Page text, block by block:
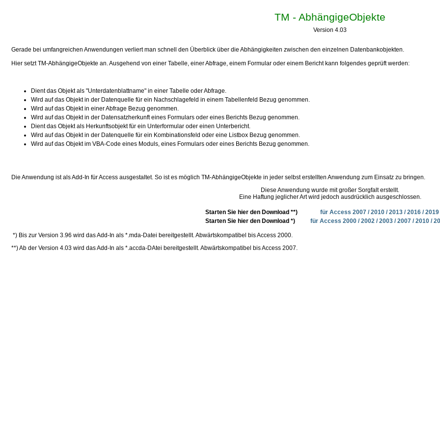
TM - AbhängigeObjekte
Version 4.03
Gerade bei umfangreichen Anwendungen verliert man schnell den Überblick über die Abhängigkeiten zwischen den einzelnen Datenbankobjekten.
Hier setzt TM-AbhängigeObjekte an. Ausgehend von einer Tabelle, einer Abfrage, einem Formular oder einem Bericht kann folgendes geprüft werden:
Dient das Objekt als "Unterdatenblattname" in einer Tabelle oder Abfrage.
Wird auf das Objekt in der Datenquelle für ein Nachschlagefeld in einem Tabellenfeld Bezug genommen.
Wird auf das Objekt in einer Abfrage Bezug genommen.
Wird auf das Objekt in der Datensatzherkunft eines Formulars oder eines Berichts Bezug genommen.
Dient das Objekt als Herkunftsobjekt für ein Unterformular oder einen Unterbericht.
Wird auf das Objekt in der Datenquelle für ein Kombinationsfeld oder eine Listbox Bezug genommen.
Wird auf das Objekt im VBA-Code eines Moduls, eines Formulars oder eines Berichts Bezug genommen.
Die Anwendung ist als Add-In für Access ausgestaltet. So ist es möglich TM-AbhängigeObjekte in jeder selbst erstellten Anwendung zum Einsatz zu bringen.
Diese Anwendung wurde mit großer Sorgfalt erstellt.
Eine Haftung jeglicher Art wird jedoch ausdrücklich ausgeschlossen.
Starten Sie hier den Download **)
für Access 2007 / 2010 / 2013 / 2016 / 2019
Starten Sie hier den Download *)
für Access 2000 / 2002 / 2003 / 2007 / 2010 /
*) Bis zur Version 3.96 wird das Add-In als *.mda-Datei bereitgestellt. Abwärtskompatibel bis Access 2000.
**) Ab der Version 4.03 wird das Add-In als *.accda-DAtei bereitgestellt. Abwärtskompatibel bis Access 2007.